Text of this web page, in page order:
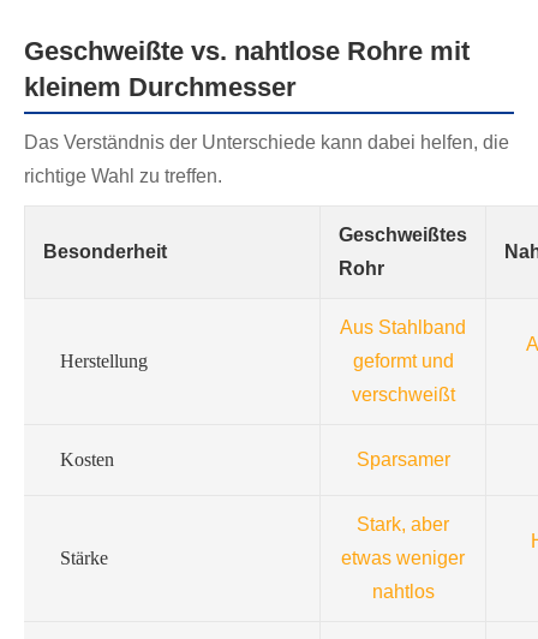
Geschweißte vs. nahtlose Rohre mit
kleinem Durchmesser
Das Verständnis der Unterschiede kann dabei helfen, die
richtige Wahl zu treffen.
Besonderheit
Geschweißtes
Rohr
Herstellung
Aus Stahlband
geformt und
verschweißt
Kosten Sparsamer
Stärke
Stark, aber
etwas weniger
nahtlos